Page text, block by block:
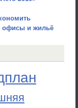
офисы и жильё